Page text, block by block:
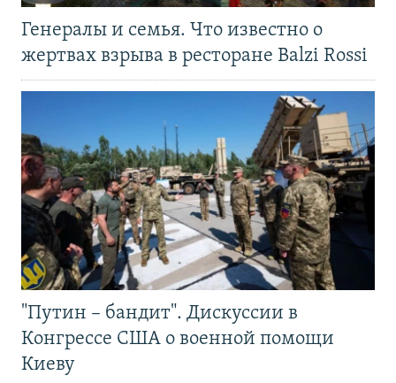
Генералы и семья. Что известно о
жертвах взрыва в ресторане Balzi Rossi
"Путин – бандит". Дискуссии в
Конгрессе США о военной помощи
Киеву